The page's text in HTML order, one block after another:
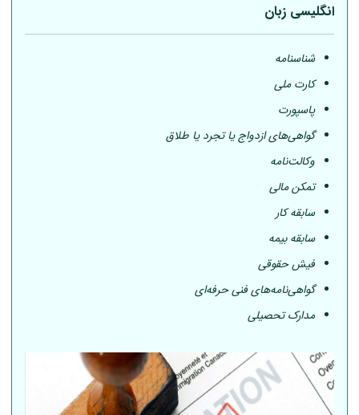
انگلیسی زبان
شناسنامه
کارت ملی
پاسپورت
گواهی‌های ازدواج یا تجرد یا طلاق
وکالت‌نامه
تمکن مالی
سابقه کار
سابقه بیمه
فیش حقوقی
گواهی‌نامه‌های فنی حرفه‌ای
مدارک تحصیلی